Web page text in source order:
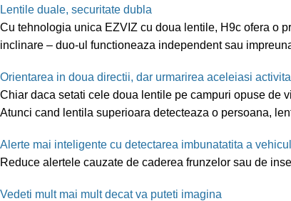
Lentile duale, securitate dubla
Cu tehnologia unica EZVIZ cu doua lentile, H9c ofera o
inclinare – duo-ul functioneaza independent sau
Orientarea in doua directii, dar urmarirea aceleiasi
Chiar daca setati cele doua lentile pe campuri opuse de
Atunci cand lentila superioara detecteaza o persoana,
Alerte mai inteligente cu detectarea imbunatatita a
Reduce alertele cauzate de caderea frunzelor sau de
Vedeti mult mai mult decat va puteti imagina